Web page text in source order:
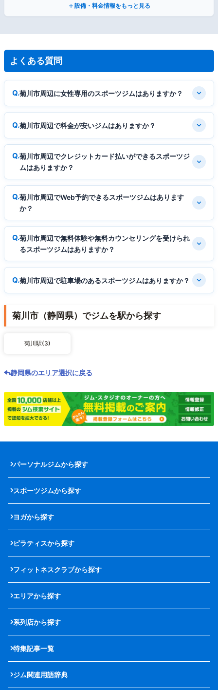
設備・料金情報をもっと見る
よくある質問
菊川市周辺に女性専用のスポーツジムはありますか？
菊川市周辺で料金が安いジムはありますか？
菊川市周辺でクレジットカード払いができるスポーツジ
ムはありますか？
菊川市周辺でWeb予約できるスポーツジムはあります
か？
菊川市周辺で無料体験や無料カウンセリングを受けられ
るスポーツジムはありますか？
菊川市周辺で駐車場のあるスポーツジムはありますか？
菊川市（静岡県）でジムを駅から探す
菊川駅(3)
静岡県のエリア選択に戻る
パーソナルジムから探す
スポーツジムから探す
ヨガから探す
ピラティスから探す
フィットネスクラブから探す
エリアから探す
系列店から探す
特集記事一覧
ジム関連用語辞典